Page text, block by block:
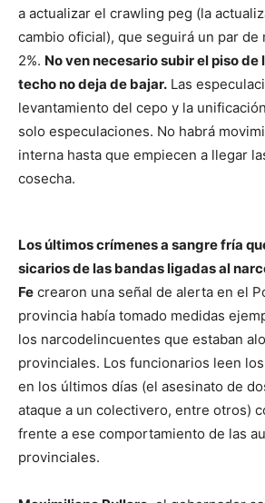
a actualizar el crawling peg (la
cambio oficial), que seguirá un par de
2%. No ven necesario subir el piso de
techo no deja de bajar. Las
levantamiento del cepo y la
solo especulaciones. No habrá
interna hasta que empiecen a llegar
cosecha.
Los últimos crímenes a sangre fría
sicarios de las bandas ligadas al
Fe crearon una señal de alerta en el
provincia había tomado medidas
los narcodelincuentes que estaban
provinciales. Los funcionarios leen
en los últimos días (el asesinato de
ataque a un colectivero, entre otros)
frente a ese comportamiento de las
provinciales.